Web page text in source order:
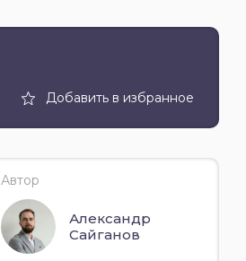
Добавить в избранное
Автор
Александр
Сайганов